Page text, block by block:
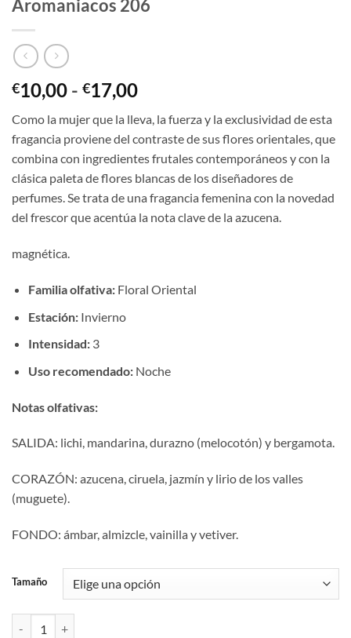
Aromaniacos 206
€10,00 - €17,00Rango
precios:
desde
€10,00
hasta
€17,00
Como la mujer que la lleva, la fuerza y la exclusividad de esta
fragancia proviene del contraste de sus flores orientales, que
combina con ingredientes frutales contemporáneos y con la
clásica paleta de flores blancas de los diseñadores de
perfumes. Se trata de una fragancia femenina con la novedad
del frescor que acentúa la nota clave de la azucena.
magnética.
Familia olfativa:Floral Oriental
Estación:Invierno
Intensidad:3
Uso recomendado:Noche
Notas olfativas:
SALIDA: lichi, mandarina, durazno (melocotón) y bergamota.
CORAZÓN: azucena, ciruela, jazmín y lirio de los valles
(muguete).
FONDO: ámbar, almizcle, vainilla y vetiver.
Tamaño